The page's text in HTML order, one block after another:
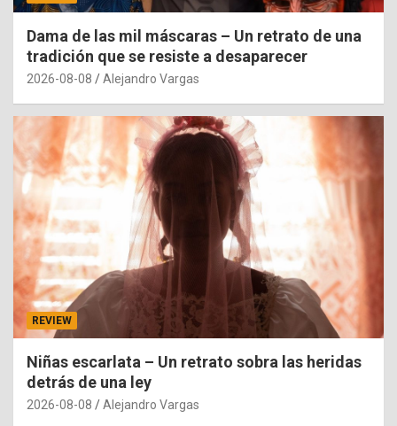
Dama de las mil máscaras – Un retrato de una
tradición que se resiste a desaparecer
2026-08-08 Alejandro Vargas
REVIEW
Niñas escarlata – Un retrato sobra las heridas
detrás de una ley
2026-08-08 Alejandro Vargas